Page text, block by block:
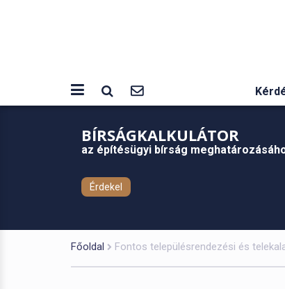
BÍRSÁGKALKULÁTOR
az építésügyi bírság
Érdekel
Főoldal Fontos településrendezési és